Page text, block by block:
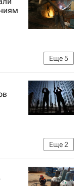
Россия
Еще5
Еще2